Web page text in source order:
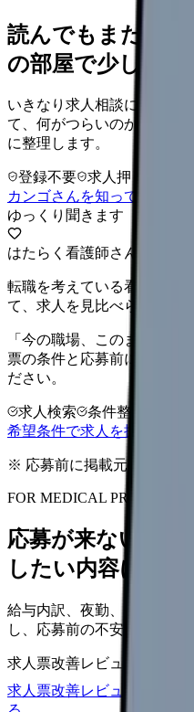
読んでもまだ苦
の部屋で少し話し
いきなり求人相談には進み
て、何がつらいのか、辞め
に整理します。
登録不要 求人押し売りな
カンゴさんを知ってから相談
ゆっくり聞きます
はたらく看護師さん 求人
転職を考えている看護師さ
て、求人を見比べられます。
「今の職場、このままでい
票の条件と応募前に確認し
ださい。
求人検索 条件整理
希望条件で求人を探す
※ 応募前に掲載元の最新情
FOR MEDICAL PROVIDERS
応募が来ない求人
したい内容に直せ
給与内訳、夜勤、休日、教
し、応募前の不安を減らす
求人票改善レビュー
求人票改善レビューの見積